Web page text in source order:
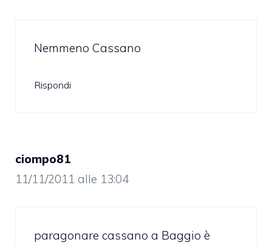
Nemmeno Cassano
Rispondi
ciompo81
11/11/2011 alle 13:04
paragonare cassano a Baggio è